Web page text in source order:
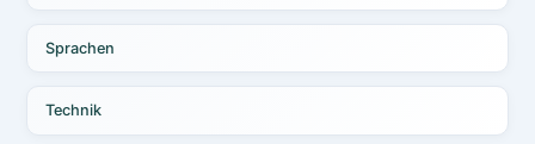
Sprachen
Technik